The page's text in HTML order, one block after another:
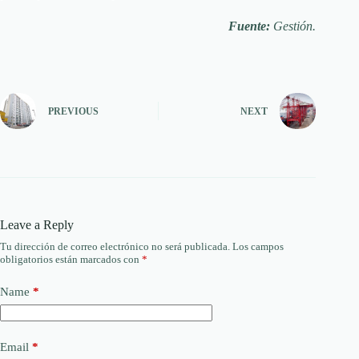
Fuente: Gestión.
PREVIOUS NEXT
Leave a Reply
Tu dirección de correo electrónico no será publicada. Los campos
obligatorios están marcados con *
Name *
Email *